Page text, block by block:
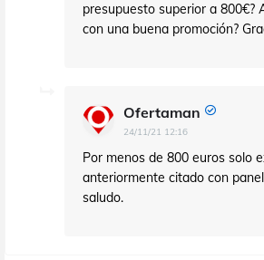
presupuesto superior a 800€?
con una buena promoción?
Ofertaman
24/11/21 12:16
Por menos de 800 euros solo
anteriormente citado con
saludo.